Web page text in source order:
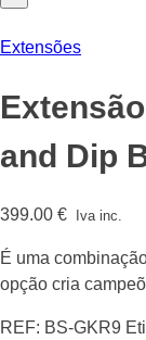
Extensões
and Dip
399.00 € Iva inc.
É uma
opção cria
REF: BS-GKR9